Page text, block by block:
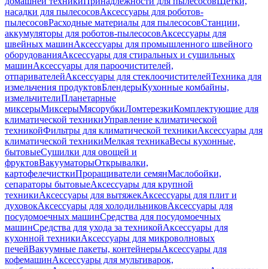
насадки для пылесосовАксессуары для роботов-
пылесосовРасходные материалы для пылесосовСтанции,
аккумуляторы для роботов-пылесосовАксессуары для
швейных машинАксессуары для промышленного швейного
оборудованияАксессуары для стиральных и сушильных
машинАксессуары для пароочистителей,
отпаривателейАксессуары для стеклоочистителейТехника для
измельчения продуктовБлендерыКухонные комбайны,
измельчителиПланетарные
миксерыМиксерыМясорубкиЛомтерезкиКомплектующие для
климатической техникиУправление климатической
техникойФильтры для климатической техникиАксессуары для
климатической техникиМелкая техникаВесы кухонные,
бытовыеСушилки для овощей и
фруктовВакууматорыОткрывалки,
картофелечисткиПроращиватели семянМаслобойки,
сепараторы бытовыеАксессуары для крупной
техникиАксессуары для вытяжекАксессуары для плит и
духовокАксессуары для холодильниковАксессуары для
посудомоечных машинСредства для посудомоечных
машинСредства для ухода за техникойАксессуары для
кухонной техникиАксессуары для микроволновых
печейВакуумные пакеты, контейнерыАксессуары для
кофемашинАксессуары для мультиварок,